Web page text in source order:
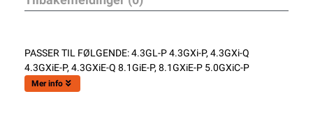
PASSER TIL FØLGENDE: 4.3GL-P 4.3GXi-P, 4.3GXi-Q
4.3GXiE-P, 4.3GXiE-Q 8.1GiE-P, 8.1GXiE-P 5.0GXiC-P
Mer info